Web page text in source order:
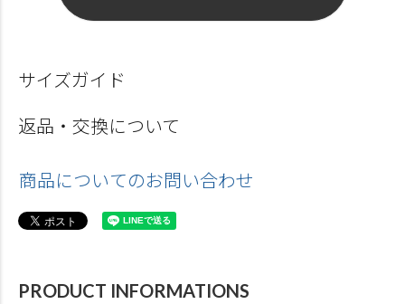
サイズガイド
返品・交換について
商品についてのお問い合わせ
PRODUCT INFORMATIONS